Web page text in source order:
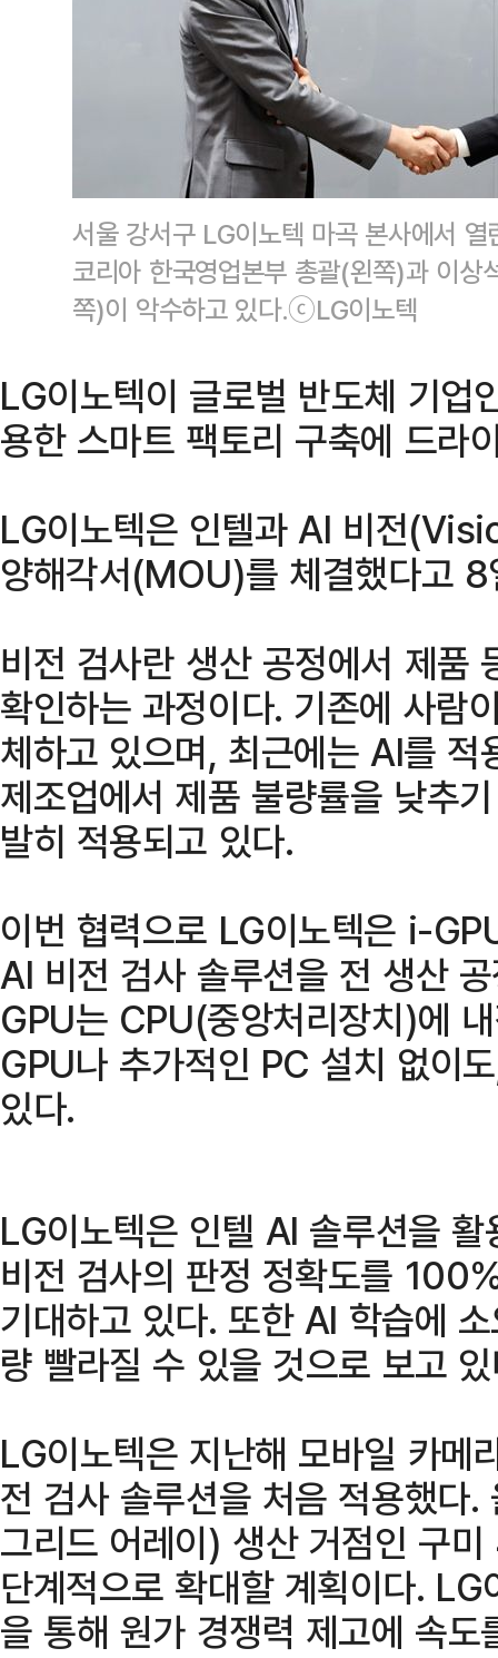
서울 강서구 LG이노텍 마곡 본사에서
코리아 한국영업본부 총괄(왼쪽)과 이상
쪽)이 악수하고 있다.ⓒLG이노텍
LG이노텍이 글로벌 반도체 기업
용한 스마트 팩토리 구축에 드라
LG이노텍은 인텔과 AI 비전
양해각서(MOU)를 체결했다고 8
비전 검사란 생산 공정에서 제품
확인하는 과정이다. 기존에 사람
체하고 있으며, 최근에는 AI를
제조업에서 제품 불량률을 낮추
발히 적용되고 있다.
이번 협력으로 LG이노텍은 i-
AI 비전 검사 솔루션을 전 생산
GPU는 CPU(중앙처리장치)에
GPU나 추가적인 PC 설치 없이
있다.
LG이노텍은 인텔 AI 솔루션을
비전 검사의 판정 정확도를
기대하고 있다. 또한 AI 학습에
량 빨라질 수 있을 것으로 보고
LG이노텍은 지난해 모바일 카메
전 검사 솔루션을 처음 적용했
그리드 어레이) 생산 거점인 구
단계적으로 확대할 계획이다.
을 통해 원가 경쟁력 제고에 속도